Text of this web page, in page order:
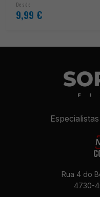
Desde
9,99 €
Rua 4 do
4730-